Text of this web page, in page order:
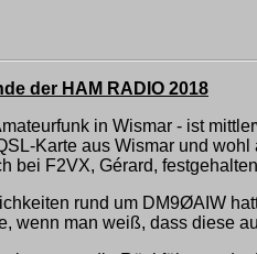
der HAM RADIO 2018
in Wismar - ist
Karte aus Wismar und
bei F2VX, Gérard,
rund um DM9ØAIW
wenn man weiß, dass diese